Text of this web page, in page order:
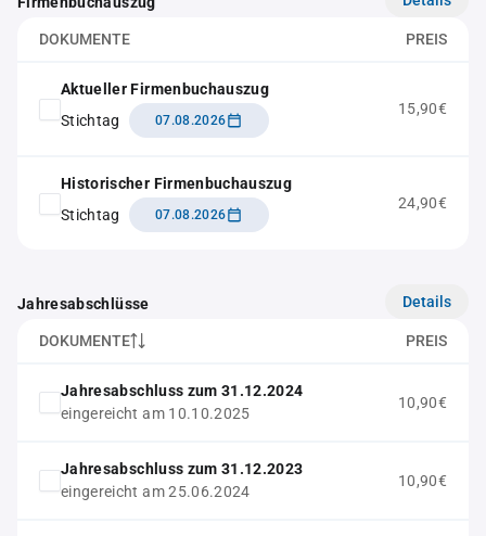
DOKUMENTE PREIS
Aktueller Firmenbuchauszug
Stichtag
07.08.2026
15,90€
Historischer Firmenbuchauszug
Stichtag
07.08.2026
24,90€
Jahresabschlüsse Details
DOKUMENTE PREIS
Jahresabschluss zum 31.12.2024
eingereicht am 10.10.2025
10,90€
Jahresabschluss zum 31.12.2023
eingereicht am 25.06.2024
10,90€